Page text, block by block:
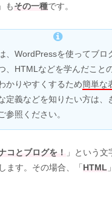
」もその一種です。
、WordPressを使ってブロ
、HTMLなどを学んだこと
かりやすくするため簡単な
定義などを知りたい方は、
参照ください。
コとブログを！ 」という文
ます。その場合、「 HTML